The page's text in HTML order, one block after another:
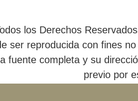
los Derechos
ser reproducida con fines
fuente completa y su
previo por